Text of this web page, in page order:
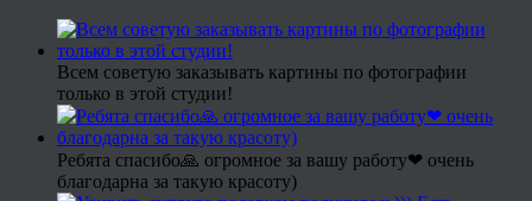
Всем советую заказывать картины по фотографии
только в этой студии!
Ребята спасибо🙏 огромное за вашу работу❤ очень
благодарна за такую красоту)